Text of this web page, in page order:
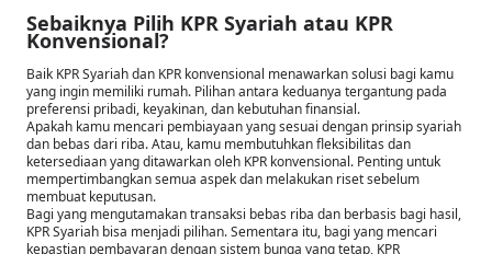
Sebaiknya Pilih KPR Syariah atau KPR
Konvensional?
Baik KPR Syariah dan KPR konvensional menawarkan solusi bagi kamu
yang ingin memiliki rumah. Pilihan antara keduanya tergantung pada
preferensi pribadi, keyakinan, dan kebutuhan finansial.
Apakah kamu mencari pembiayaan yang sesuai dengan prinsip syariah
dan bebas dari riba. Atau, kamu membutuhkan fleksibilitas dan
ketersediaan yang ditawarkan oleh KPR konvensional. Penting untuk
mempertimbangkan semua aspek dan melakukan riset sebelum
membuat keputusan.
Bagi yang mengutamakan transaksi bebas riba dan berbasis bagi hasil,
KPR Syariah bisa menjadi pilihan. Sementara itu, bagi yang mencari
kepastian pembayaran dengan sistem bunga yang tetap, KPR